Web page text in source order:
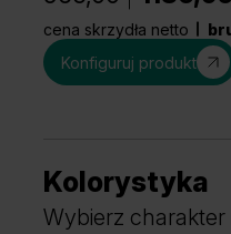
cena skrzydła netto
Konfiguruj produkt
Kolorystyka
Wybierz